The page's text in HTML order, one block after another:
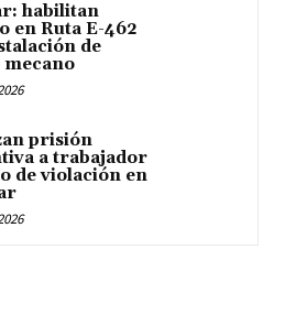
habilitan
en Ruta E-462
de
mecano
prisión
a trabajador
de violación en